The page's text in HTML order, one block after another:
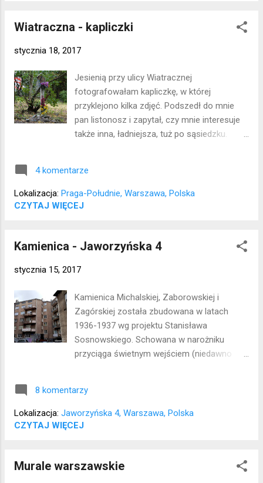
Wiatraczna - kapliczki
stycznia 18, 2017
Jesienią przy ulicy Wiatracznej
fotografowałam kapliczkę, w której
przyklejono kilka zdjęć. Podszedł do mnie
pan listonosz i zapytał, czy mnie interesuje
także inna, ładniejsza, tuż po sąsiedzku.
okolicznego podwórka, może ktoś wie, z
którego? Jest zadbana, ktoś się nią
opiekuje:) Lokalizacja: Praga Południe
4 komentarze
Lokalizacja: Praga-Południe, Warszawa, Polska
CZYTAJ WIĘCEJ
Kamienica - Jaworzyńska 4
stycznia 15, 2017
Kamienica Michalskiej, Zaborowskiej i
Zagórskiej została zbudowana w latach
1936-1937 wg projektu Stanisława
Sosnowskiego. Schowana w narożniku
przyciąga świetnym wejściem (niedawno
Lokalizacja: Śródmieście
8 komentarzy
Lokalizacja: Jaworzyńska 4, Warszawa, Polska
CZYTAJ WIĘCEJ
Murale warszawskie